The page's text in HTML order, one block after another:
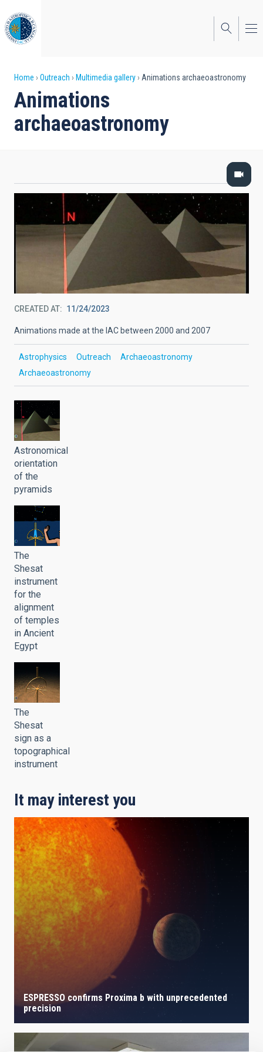
to
main
content
Breadcrumb
Home Outreach Multimedia gallery Animations archaeoastronomy
Animations
archaeoastronomy
CREATED AT 11/24/2023
Animations made at the IAC between 2000 and 2007
Astrophysics Outreach
Archaeoastronomy
Archaeoastronomy
Astronomical
orientation
of the
pyramids
The
Shesat
instrument
for the
alignment
of temples
in Ancient
Egypt
The
Shesat
sign as a
topographical
instrument
It may interest you
ESPRESSO confirms Proxima b with unprecedented
precision